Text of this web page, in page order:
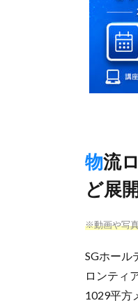
物流ロボットや自動倉庫を共有するシェアリングサービスな
ど展
※動画や写
SGホール
ロンティ
1029平方